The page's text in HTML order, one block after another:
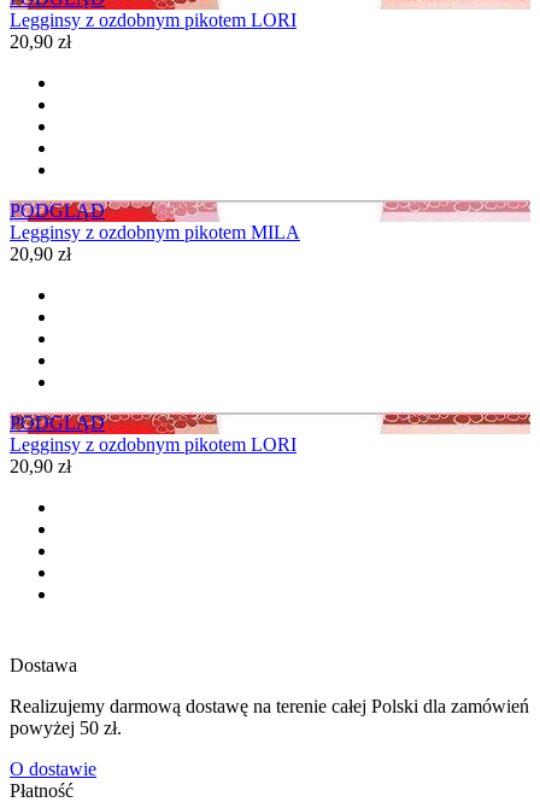
Legginsy z ozdobnym pikotem LORI
20,90 zł
PODGLĄD
Legginsy z ozdobnym pikotem MILA
20,90 zł
PODGLĄD
Legginsy z ozdobnym pikotem LORI
20,90 zł
Dostawa
Realizujemy darmową dostawę na terenie całej Polski dla zamówień
powyżej 50 zł.
O dostawie
Płatność